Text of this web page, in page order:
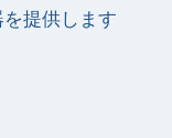
提供します